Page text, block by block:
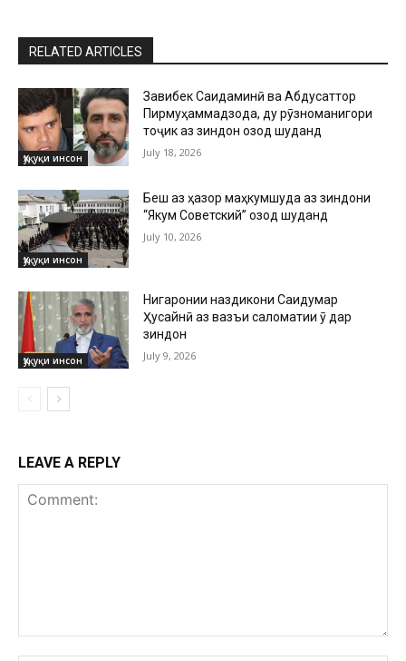
RELATED ARTICLES
Ҳуқуқи инсон
Завқибек Саидаминӣ ва Абдусаттор
Пирмуҳаммадзода, ду рӯзноманигори
тоҷик аз зиндон озод шуданд
July 18, 2026
Ҳуқуқи инсон
Беш аз ҳазор маҳкумшуда аз зиндони
“Якум Советский” озод шуданд
July 10, 2026
Ҳуқуқи инсон
Нигаронии наздикони Саидумар
Ҳусайнӣ аз вазъи саломатии ӯ дар
зиндон
July 9, 2026
LEAVE A REPLY